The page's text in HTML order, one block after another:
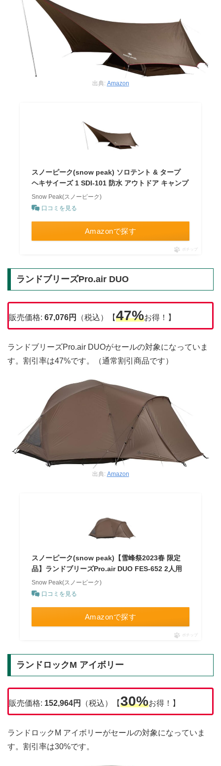
出典: Amazon
スノーピーク(snow peak) ソロテント & タープ
ヘキサイーズ 1 SDI-101 防水 アウトドア キャンプ
Snow Peak(スノーピーク)
口コミを見る
Amazonで探す
ポチップ
ランドブリーズPro.air DUO
販売価格: 67,076円 （税込）【47%お得！】
ランドブリーズPro.air DUOがセールの対象になっていま
す。割引率は47%です。（通常割引商品です）
出典: Amazon
スノーピーク(snow peak)【雪峰祭2023春 限定
品】ランドブリーズPro.air DUO FES-652 2人用
Snow Peak(スノーピーク)
口コミを見る
Amazonで探す
ポチップ
ランドロックM アイボリー
販売価格: 152,964円 （税込）【30%お得！】
ランドロックM アイボリーがセールの対象になっていま
す。割引率は30%です。